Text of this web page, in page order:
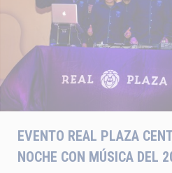
EVENTO REAL PLAZA
NOCHE CON MÚSICA DEL